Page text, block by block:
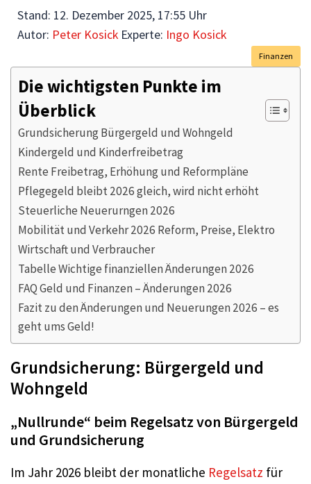
Stand: 12. Dezember 2025, 17:55 Uhr
Autor: Peter Kosick Experte: Ingo Kosick
Finanzen
Die wichtigsten Punkte im
Überblick
Grundsicherung Bürgergeld und Wohngeld
Kindergeld und Kinderfreibetrag
Rente Freibetrag, Erhöhung und Reformpläne
Pflegegeld bleibt 2026 gleich, wird nicht erhöht
Steuerliche Neuerurngen 2026
Mobilität und Verkehr 2026 Reform, Preise, Elektro
Wirtschaft und Verbraucher
Tabelle Wichtige finanziellen Änderungen 2026
FAQ Geld und Finanzen – Änderungen 2026
Fazit zu den Änderungen und Neuerungen 2026 – es
geht ums Geld!
Grundsicherung: Bürgergeld und
Wohngeld
„Nullrunde“ beim Regelsatz von Bürgergeld
und Grundsicherung
Im Jahr 2026 bleibt der monatliche Regelsatz für